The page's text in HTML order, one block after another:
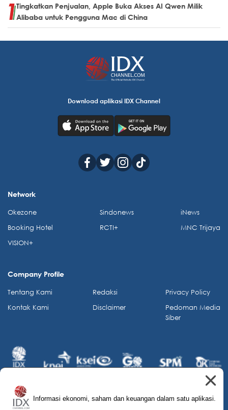
Tingkatkan Penjualan, Apple Buka Akses AI Qwen Milik
Alibaba untuk Pengguna Mac di China
Informasi ekonomi, saham dan keuangan dalam satu aplikasi.
Download aplikasi IDX Channel
Network
Okezone
Booking Hotel
VISION+
Sindonews
RCTI+
iNews
MNC Trijaya
Company Profile
Tentang Kami
Kontak Kami
Redaksi
Disclaimer
Privacy Policy
Pedoman Media
Siber
© 2026 IDX Channel. All Rights Reserved.